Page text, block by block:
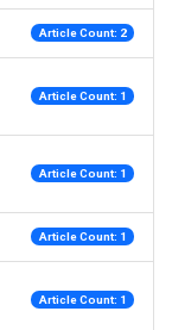
Article Count: 2
Article Count: 1
Article Count: 1
Article Count: 1
Article Count: 1